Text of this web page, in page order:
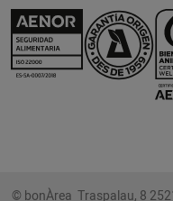
© bonÀrea Traspalau, 8